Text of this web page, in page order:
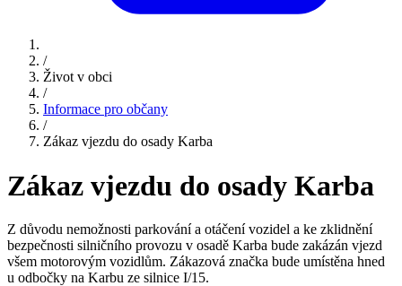
/
Život v obci
/
Informace pro občany
/
Zákaz vjezdu do osady Karba
Zákaz vjezdu do osady Karba
Z důvodu nemožnosti parkování a otáčení vozidel a ke zklidnění
bezpečnosti silničního provozu v osadě Karba bude zakázán vjezd
všem motorovým vozidlům. Zákazová značka bude umístěna hned
u odbočky na Karbu ze silnice I/15.